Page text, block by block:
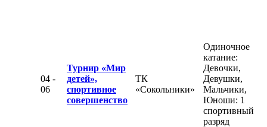
04 -
06
Турнир «Мир
детей»,
спортивное
совершенство
ТК
«Сокольники»
Одиночное
катание:
Девочки,
Девушки,
Мальчики,
Юноши: 1
спортивный
разряд